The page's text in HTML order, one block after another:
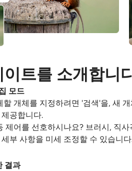
이트를 소개합니
모드
할 개체를 지정하려면 '검색'을, 새
공합니다.
제어를 선호하시나요? 브러시, 직
부 사항을 미세 조정할 수 있습니
결과